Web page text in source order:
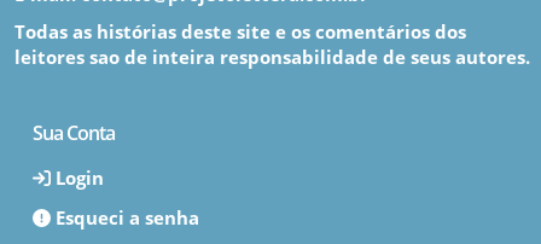
Todas as histórias deste site e os comentários dos
leitores sao de inteira responsabilidade de seus autores.
Sua Conta
Login
Esqueci a senha